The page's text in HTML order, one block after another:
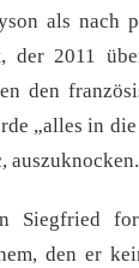
als nach
der 2011
den
„alles in
Siegfried
den er